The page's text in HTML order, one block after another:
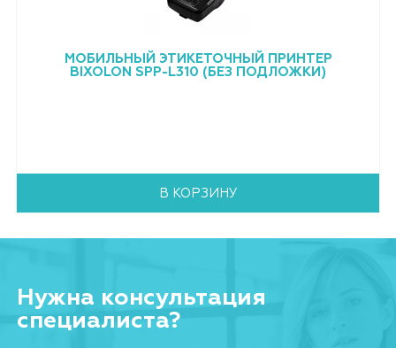
МОБИЛЬНЫЙ ЭТИКЕТОЧНЫЙ ПРИНТЕР
BIXOLON SPP-L310 (БЕЗ ПОДЛОЖКИ)
В КОРЗИНУ
Нужна консультация
специалиста?